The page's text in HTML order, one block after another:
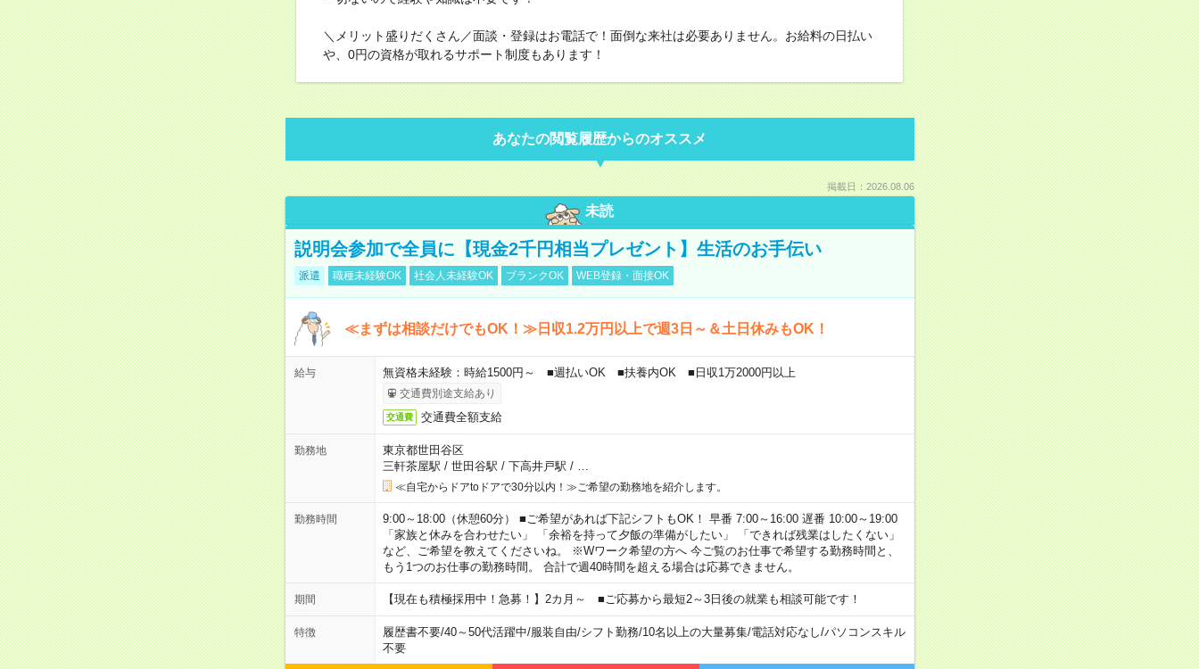
＼メリット盛りだくさん／面談・登録はお電話で！面倒な来社は必要ありません。お給料の日払い
や、0円の資格が取れるサポート制度もあります！
あなたの閲覧履歴からのオススメ
掲載日：2026.08.06
未読
説明会参加で全員に【現金2千円相当プレゼント】生活のお手伝い
派遣 職種未経験OK 社会人未経験OK ブランクOK WEB登録・面接OK
≪まずは相談だけでもOK！≫日収1.2万円以上で週3日～＆土日休みもOK！
給与 無資格未経験：時給1500円～ ■週払いOK ■扶養内OK ■日収1万2000円以上
交通費別途支給あり
交通費 交通費全額支給
勤務地
東京都世田谷区
三軒茶屋駅 / 世田谷駅 / 下高井戸駅 /
≪自宅からドアtoドアで30分以内！≫ご希望の勤務地を紹介します。
勤務時間
9:00～18:00（休憩60分） ■ご希望があれば下記シフトもOK！ 早番 7:00～16:00 遅番 10:00～19:00
「家族と休みを合わせたい」 「余裕を持って夕飯の準備がしたい」 「できれば残業はしたくない」
など、ご希望を教えてくださいね。 ※Wワーク希望の方へ 今ご覧のお仕事で希望する勤務時間と、
もう1つのお仕事の勤務時間。 合計で週40時間を超える場合は応募できません。
期間 【現在も積極採用中！急募！】2カ月～ ■ご応募から最短2～3日後の就業も相談可能です！
特徴 履歴書不要/40～50代活躍中/服装自由/シフト勤務/10名以上の大量募集/電話対応なし/パソコンスキル
不要